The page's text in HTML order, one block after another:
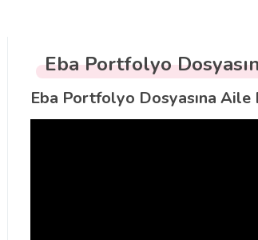
Eba Portfolyo
Eba Portfolyo Dosyasına Aile